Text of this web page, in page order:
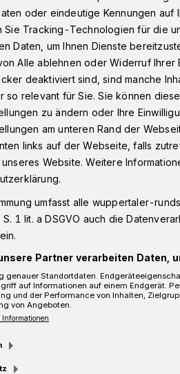
Wuppertaler Stadtbad
bis
am Röttgen 149
(3. November)
oder eindeutige Kennungen auf
Sie Tracking-Technologien für die
Daten, um Ihnen Dienste
Alle ablehnen oder Widerruf
deaktiviert sind, sind manche
so relevant für Sie. Sie können
zu ändern oder Ihre
am unteren Rand der
links auf der Webseite, falls
Website. Weitere
umfasst alle wuppertaler-
1 lit. a DSGVO auch die
Partner verarbeiten Daten,
genauer Standortdaten.
auf Informationen auf einem Endgerät.
und der Performance von Inhalten,
von Angeboten.